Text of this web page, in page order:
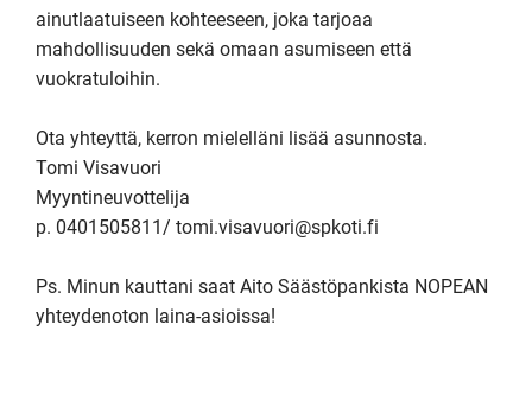
ainutlaatuiseen kohteeseen, joka tarjoaa
mahdollisuuden sekä omaan asumiseen että
vuokratuloihin.
Ota yhteyttä, kerron mielelläni lisää asunnosta.
Tomi Visavuori
Myyntineuvottelija
p. 0401505811/ tomi.visavuori@spkoti.fi
Ps. Minun kauttani saat Aito Säästöpankista NOPEAN
yhteydenoton laina-asioissa!